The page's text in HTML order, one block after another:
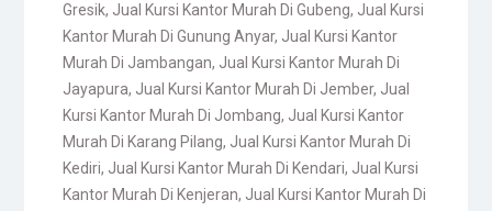
Gresik, Jual Kursi Kantor Murah Di Gubeng, Jual Kursi
Kantor Murah Di Gunung Anyar, Jual Kursi Kantor
Murah Di Jambangan, Jual Kursi Kantor Murah Di
Jayapura, Jual Kursi Kantor Murah Di Jember, Jual
Kursi Kantor Murah Di Jombang, Jual Kursi Kantor
Murah Di Karang Pilang, Jual Kursi Kantor Murah Di
Kediri, Jual Kursi Kantor Murah Di Kendari, Jual Kursi
Kantor Murah Di Kenjeran, Jual Kursi Kantor Murah Di